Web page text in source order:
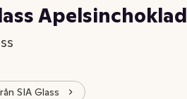
Apelsinchoklad
SIA Glass